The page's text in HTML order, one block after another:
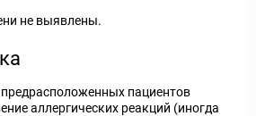
не выявлены.
пациентов
аллергических реакций (иногда